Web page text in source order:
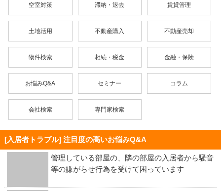
空室対策 滞納・退去 賃貸管理
土地活用 不動産購入 不動産売却
物件検索 相続・税金 金融・保険
お悩みQ&A セミナー コラム
会社検索 専門家検索
[入居者トラブル] 注目度の高いお悩みQ&A
管理している部屋の、隣の部屋の入居者から騒音
等の嫌がらせ行為を受けて困っています